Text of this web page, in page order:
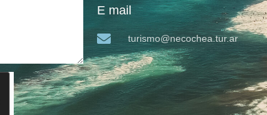
E mail
turismo@necochea.tur.ar